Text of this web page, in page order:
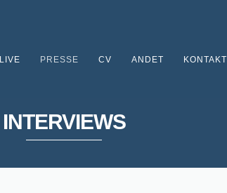
LIVE PRESSE CV ANDET KONTAKT
INTERVIEWS